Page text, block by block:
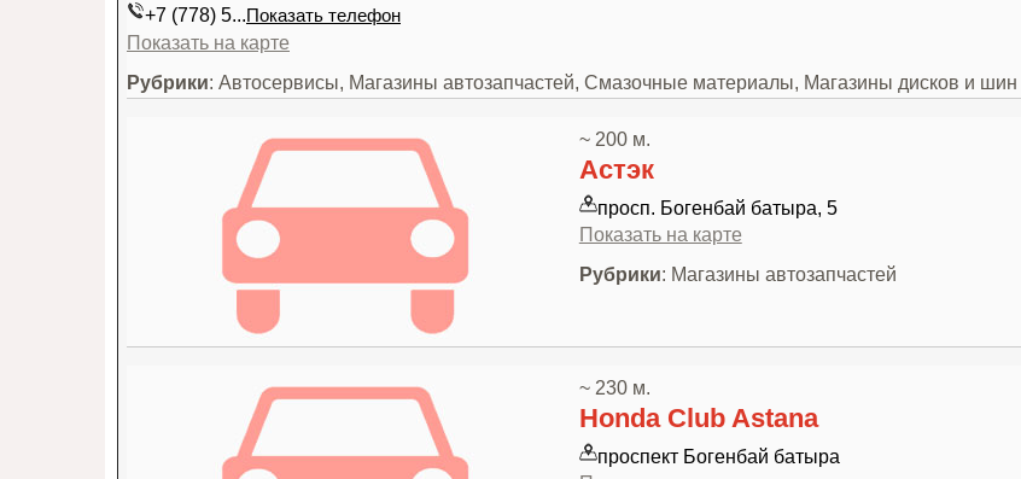
+7 (778) 5...Показать телефон
Показать на карте
Рубрики: Автосервисы, Магазины автозапчастей, Смазочные материалы, Магазины дисков и шин
~ 200 м.
Астэк
просп. Богенбай батыра, 5
Показать на карте
Рубрики: Магазины автозапчастей
~ 230 м.
Honda Club Astana
проспект Богенбай батыра